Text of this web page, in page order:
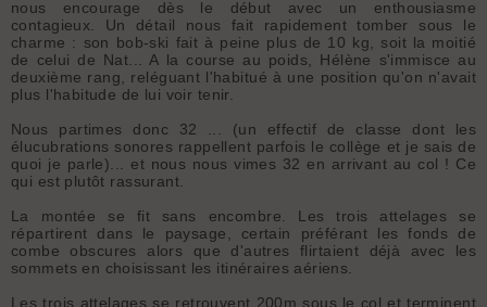
nous encourage dès le début avec un enthousiasme
contagieux. Un détail nous fait rapidement tomber sous le
charme : son bob-ski fait à peine plus de 10 kg, soit la moitié
de celui de Nat... A la course au poids, Hélène s'immisce au
deuxième rang, reléguant l'habitué à une position qu'on n'avait
plus l'habitude de lui voir tenir.
Nous partimes donc 32 ... (un effectif de classe dont les
élucubrations sonores rappellent parfois le collège et je sais de
quoi je parle)... et nous nous vimes 32 en arrivant au col ! Ce
qui est plutôt rassurant.
La montée se fit sans encombre. Les trois attelages se
répartirent dans le paysage, certain préférant les fonds de
combe obscures alors que d'autres flirtaient déjà avec les
sommets en choisissant les itinéraires aériens.
Les trois attelages se retrouvent 200m sous le col et terminent